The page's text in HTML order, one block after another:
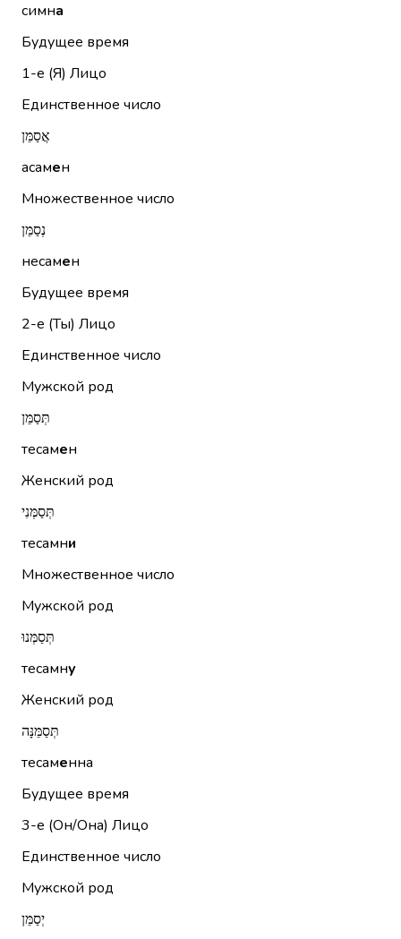
симна
Будущее время
1-е (Я) Лицо
Единственное число
אֲסַמֵּן
асамен
Множественное число
נְסַמֵּן
несамен
Будущее время
2-е (Ты) Лицо
Единственное число
Мужской род
תְּסַמֵּן
тесамен
Женский род
תְּסַמְּנִי
тесамни
Множественное число
Мужской род
תְּסַמְּנוּ
тесамну
Женский род
תְּסַמֵּנָּה
тесаменна
Будущее время
3-е (Он/Она) Лицо
Единственное число
Мужской род
יְסַמֵּן